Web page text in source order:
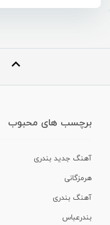
برچسب های محبوب
آهنگ جدید بندری
هرمزگانی
آهنگ بندری
بندرعباس